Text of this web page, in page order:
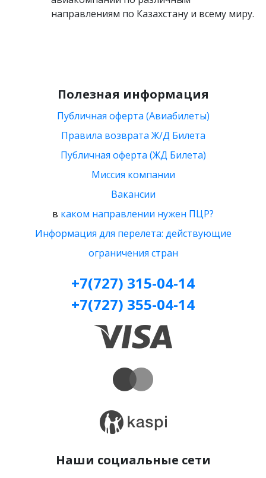
направлениям по Казахстану и всему миру.
Полезная информация
Публичная оферта (Авиабилеты)
Правила возврата Ж/Д Билета
Публичная оферта (ЖД Билета)
Миссия компании
Вакансии
в каком направлении нужен ПЦР?
Информация для перелета: действующие
ограничения стран
+7(727) 315-04-14
+7(727) 355-04-14
Наши социальные сети